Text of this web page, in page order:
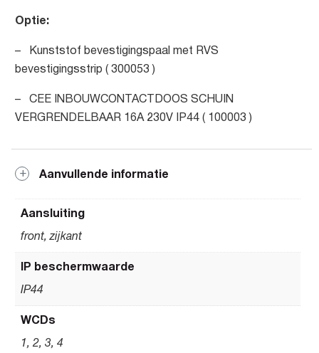
Optie:
– Kunststof bevestigingspaal met RVS
bevestigingsstrip ( 300053 )
– CEE INBOUWCONTACTDOOS SCHUIN
VERGRENDELBAAR 16A 230V IP44 ( 100003 )
Aanvullende informatie
Aansluiting
front, zijkant
IP beschermwaarde
IP44
WCDs
1, 2, 3, 4